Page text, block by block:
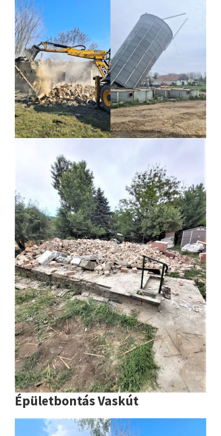
Épületbontás Vaskút